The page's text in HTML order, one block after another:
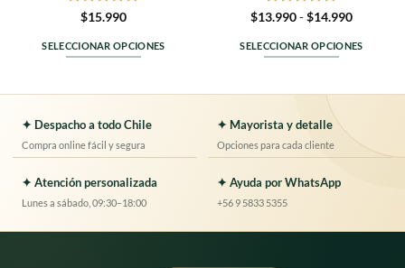
Valorado
0
de
$15.990
SELECCIONAR OPCIONES
múltiples
variantes.
Las
opciones
se
Valorado
0
de
$13.990-$14.990Rango
precios:
desde
SELECCIONAR OPCIONES
tiene
múltiples
variantes.
Las
opciones
✦ Despacho a todo Chile
Compra online fácil y segura
✦ Mayorista y detalle
Opciones para cada cliente
✦ Atención personalizada
Lunes a sábado, 09:30–18:00
✦ Ayuda por WhatsApp
+56 9 5833 5355